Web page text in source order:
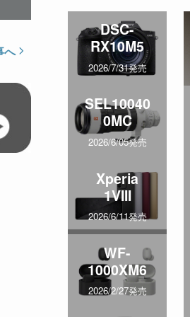
へ
DSC-
RX10M5
2026/7/31発売
SEL10040
0MC
2026/6/05発売
Xperia
1VIII
2026/6/11発売
WF-
1000XM6
2026/2/27発売